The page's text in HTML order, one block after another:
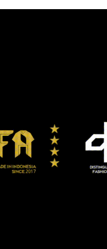
Madrid unggul
secara beruntun
dekade setelah